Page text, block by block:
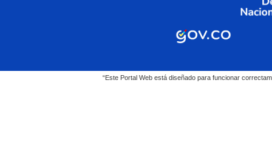
“Este Portal Web está diseñado para funcionar